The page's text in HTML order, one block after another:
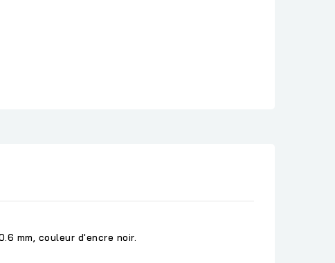
mm, couleur d'encre noir.